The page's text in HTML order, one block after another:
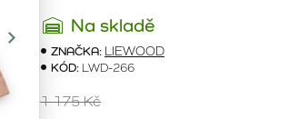
Na skladě
ZNAČKA: LIEWOOD
KÓD: LWD-266
1 175 Kč